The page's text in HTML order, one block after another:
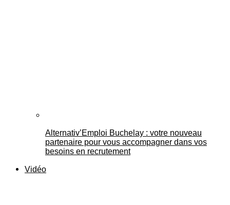
Alternativ’Emploi Buchelay : votre nouveau
partenaire pour vous accompagner dans vos
besoins en recrutement
Vidéo